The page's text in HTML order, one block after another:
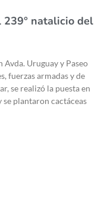
239° natalicio del
Uruguay y Paseo
fuerzas armadas y de
se realizó la puesta en
plantaron cactáceas